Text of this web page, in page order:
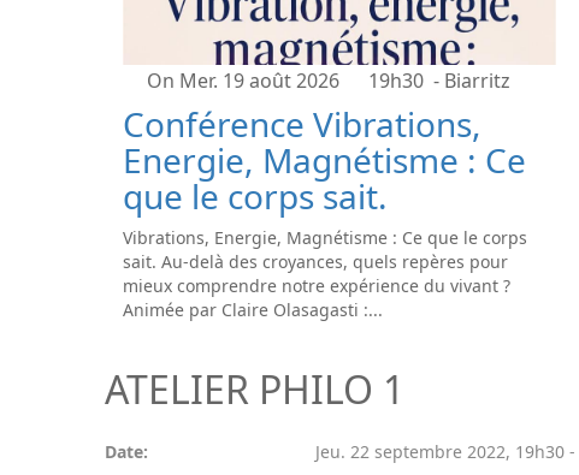
On Mer. 19 août 2026 19h30 - Biarritz
Conférence Vibrations,
Energie, Magnétisme : Ce
que le corps sait.
Vibrations, Energie, Magnétisme : Ce que le corps
sait. Au-delà des croyances, quels repères pour
mieux comprendre notre expérience du vivant ?
Animée par Claire Olasagasti :...
ATELIER PHILO 1
Date: Jeu. 22 septembre 2022, 19h30 -